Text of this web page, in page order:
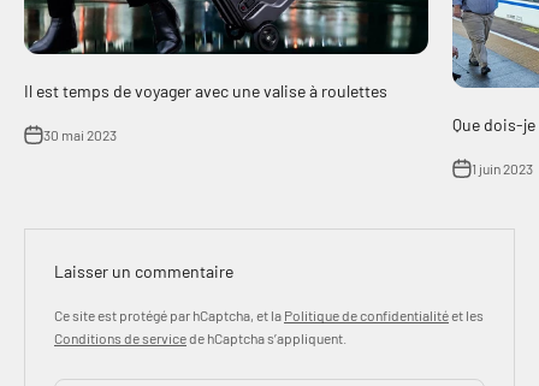
Il est temps de voyager avec une valise à roulettes
30 mai 2023
Que dois-
1 juin 2023
Laisser un commentaire
Ce site est protégé par hCaptcha, et la Politique de confidentialitéet les
Conditions de servicede hCaptcha s’appliquent.